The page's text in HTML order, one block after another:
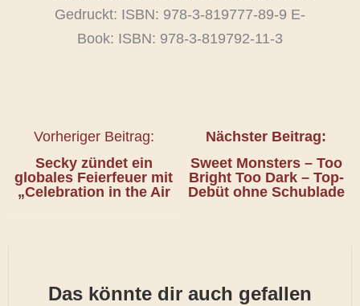
Gedruckt: ISBN: 978-3-819777-89-9 E-
Book: ISBN: 978-3-819792-11-3
Vorheriger Beitrag:
Seckyzündet ein
globales Feierfeuer mit
„Celebration in the Air
Nächster Beitrag:
Sweet Monsters – Too
Bright Too Dark – Top-
Debüt ohne Schublade
Das könnte dir auch gefallen